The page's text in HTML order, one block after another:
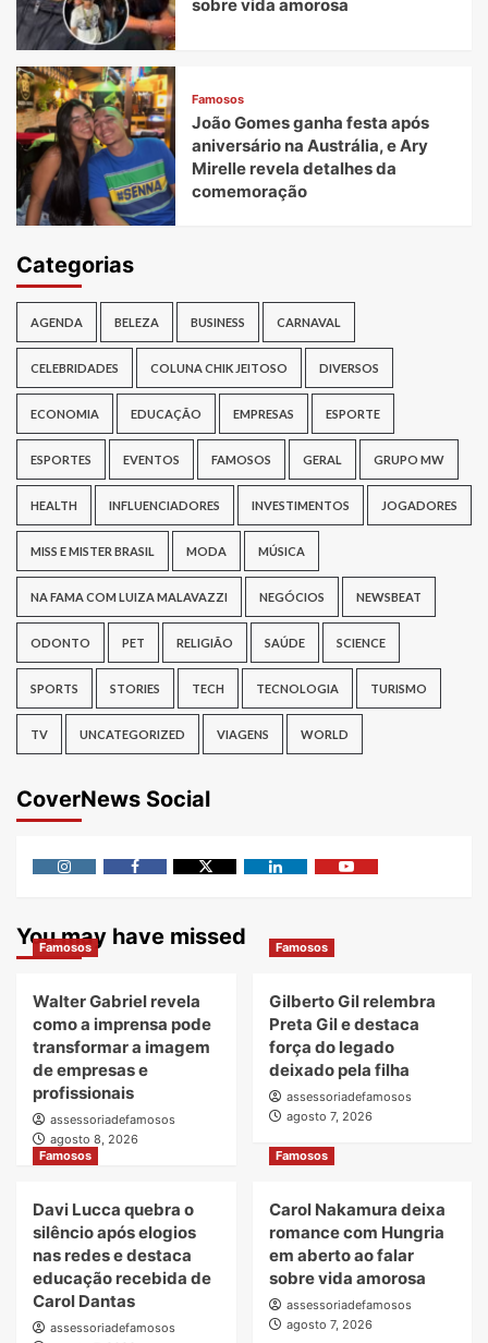
sobre vida amorosa
Famosos
João Gomes ganha festa após
aniversário na Austrália, e Ary
Mirelle revela detalhes da
comemoração
Categorias
AGENDA BELEZA BUSINESS CARNAVAL
CELEBRIDADES COLUNA CHIK JEITOSO DIVERSOS
ECONOMIA EDUCAÇÃO EMPRESAS ESPORTE
ESPORTES EVENTOS FAMOSOS GERAL GRUPO MW
HEALTH INFLUENCIADORES INVESTIMENTOS JOGADORES
MISS E MISTER BRASIL MODA MÚSICA
NA FAMA COM LUIZA MALAVAZZI NEGÓCIOS NEWSBEAT
ODONTO PET RELIGIÃO SAÚDE SCIENCE
SPORTS STORIES TECH TECNOLOGIA TURISMO
TV UNCATEGORIZED VIAGENS WORLD
CoverNews Social
You may have missed
Famosos
Walter Gabriel revela
como a imprensa pode
transformar a imagem
de empresas e
profissionais
assessoriadefamosos
agosto 8, 2026
Famosos
Gilberto Gil relembra
Preta Gil e destaca
força do legado
deixado pela filha
assessoriadefamosos
agosto 7, 2026
Famosos
Davi Lucca quebra o
silêncio após elogios
nas redes e destaca
educação recebida de
Carol Dantas
assessoriadefamosos
Famosos
Carol Nakamura deixa
romance com Hungria
em aberto ao falar
sobre vida amorosa
assessoriadefamosos
agosto 7, 2026